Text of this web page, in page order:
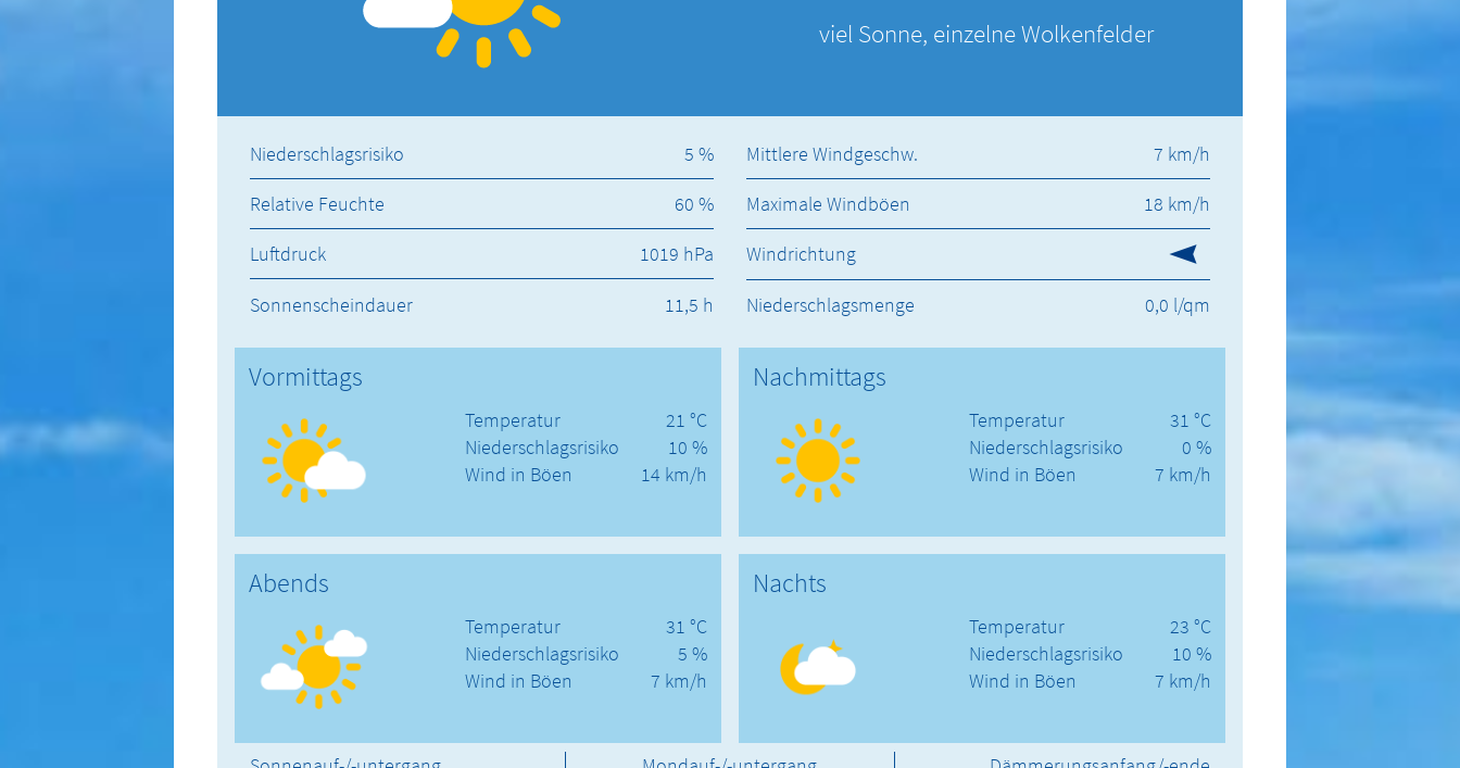
viel Sonne, einzelne Wolkenfelder
Niederschlagsrisiko 5 % Mittlere Windgeschw.
7 km/h
Relative Feuchte
60 % Maximale Windböen
18 km/h
Luftdruck
1019 hPa Windrichtung
Sonnenscheindauer 11,5 h Niederschlagsmenge 0,0 l/qm
Vormittags
Temperatur
Niederschlagsrisiko
Wind in Böen
21 °C
10 %
14 km/h
Nachmittags
Temperatur
Niederschlagsrisiko
Wind in Böen
31 °C
0 %
7 km/h
Abends
Temperatur
Niederschlagsrisiko
Wind in Böen
31 °C
5 %
7 km/h
Nachts
Temperatur
Niederschlagsrisiko
Wind in Böen
23 °C
10 %
7 km/h